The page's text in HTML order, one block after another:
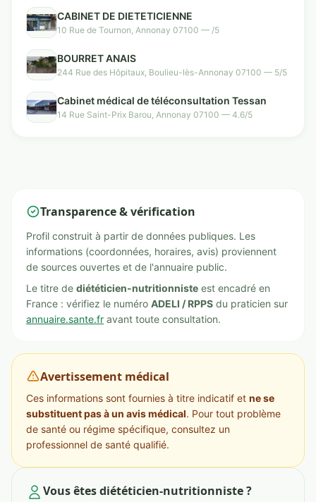
CABINET DE DIETETICIENNE
10 Rue de Tournon, Annonay 07100 — /5
BOURRET ANAIS
244 Rue des Hôpitaux, Boulieu-lès-Annonay 07100 — 5/5
Cabinet médical de téléconsultation Tessan
14 Rue Saint-Prix Barou, Annonay 07100 — 4.6/5
Transparence & vérification
Profil construit à partir de données publiques. Les
informations (coordonnées, horaires, avis) proviennent
de sources ouvertes et de l'annuaire public.
Le titre de diététicien-nutritionniste est encadré en
France : vérifiez le numéro ADELI / RPPS du praticien sur
annuaire.sante.fr avant toute consultation.
Avertissement médical
Ces informations sont fournies à titre indicatif et ne se
substituent pas à un avis médical. Pour tout problème
de santé ou régime spécifique, consultez un
professionnel de santé qualifié.
Vous êtes diététicien-nutritionniste ?